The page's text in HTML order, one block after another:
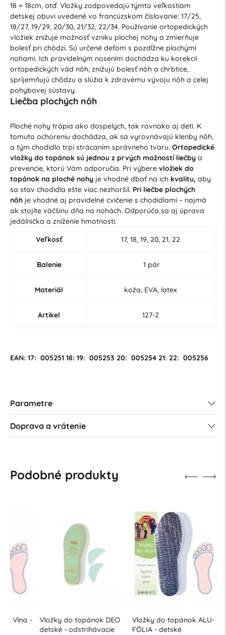
18 = 18cm, atď. Vložky zodpovedajú týmto veľkostiam
detskej obuvi uvedené vo francúzskom číslovanie: 17/25,
18/27, 19/29, 20/30, 21/32, 22/34. Používanie ortopedických
vložiek znižuje možnosť vzniku plochej nohy a zmierňuje
bolesť pri chôdzi. Sú určené deťom s pozdĺžne plochými
nohami. Ich pravidelným nosením dochádza ku korekcii
ortopedických vád nôh, znižujú bolesť nôh a chrbtice,
spríjemňujú chôdzu a slúžia k zdravému vývoju nôh a celej
pohybovej sústavy.
Liečba plochých nôh
Ploché nohy trápia ako dospelých, tak rovnako aj deti. K
tomuto ochoreniu dochádza, ak sa vyrovnávajú klenby nôh,
a tým chodidlo trpí strácaním správneho tvaru. Ortopedické
vložky do topánok sú jednou z prvých možností liečbya
prevencie, ktorú Vám odporučia. Pri výbere vložiek do
topánok na ploché nohyje vhodné dbať na ich kvalitu, aby
sa stav chodidla ešte viac nezhoršil. Pri liečbe plochých
nôhje vhodné aj pravidelné cvičenie s chodidlami – najmä
ak stojíte väčšinu dňa na nohách. Odporúča sa aj úprava
jedálnička a zníženie hmotnosti.
Veľkosť
17, 18, 19, 20, 21, 22
Balenie 1 pár
Materiál koža, EVA, latex
Artikel 127-2
EAN: 17: 005251 18: 19: 005253 20: 005254 21: 22: 005256
Parametre
Doprava a vrátenie
Podobné produkty
Vložky do topánok DEO
detské - odstrihávacie
Vložky do topánok ALU-
FÓLIA - detské
Vložky